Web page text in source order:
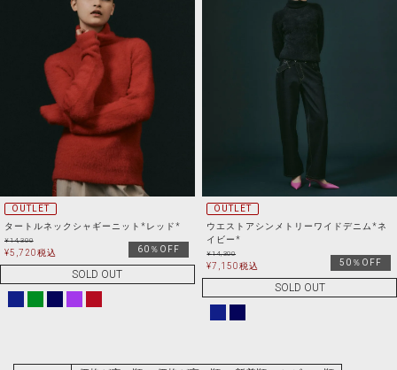
OUTLET
タートルネックシャギーニット*レッド*
¥14,300
¥5,720税込 60％OFF
SOLD OUT
OUTLET
ウエストアシンメトリーワイドデニム*ネ
イビー*
¥14,300
¥7,150税込 50％OFF
SOLD OUT